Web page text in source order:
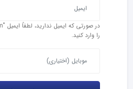
را وارد کنید.